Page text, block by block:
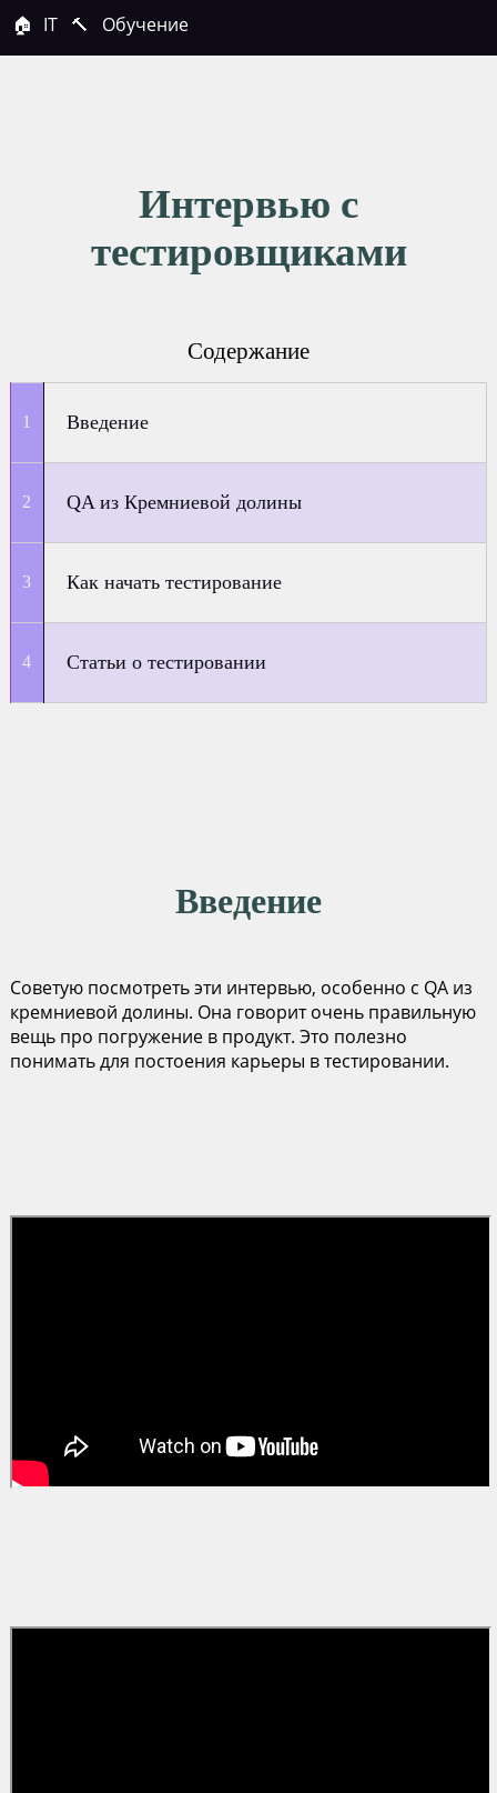
🏠 IT 🔨 Обучение
Интервью с
тестировщиками
Содержание
Введение
QA из Кремниевой долины
Как начать тестирование
Статьи о тестировании
Введение
Советую посмотреть эти интервью, особенно с QA из
кремниевой долины. Она говорит очень правильную
вещь про погружение в продукт. Это полезно
понимать для постоения карьеры в тестировании.